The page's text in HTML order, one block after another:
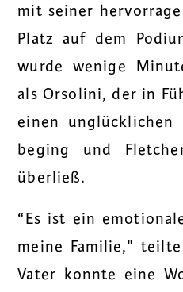
mit seiner
Platz auf dem
wurde wenige
als Orsolini, der in
einen unglücklichen
beging und
überließ.
“Es ist ein
meine Familie," teilte
Vater konnte eine